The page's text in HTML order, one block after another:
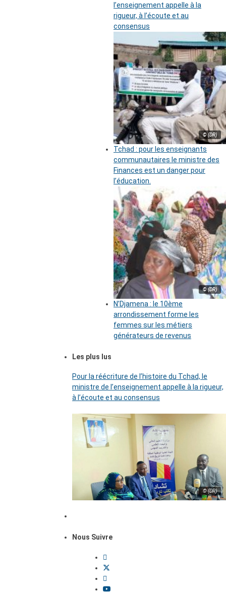
l’enseignement appelle à la
rigueur, à l’écoute et au
consensus
© (DR)
Tchad : pour les enseignants
communautaires le ministre des
Finances est un danger pour
l’éducation.
© (DR)
N’Djamena : le 10ème
arrondissement forme les
femmes sur les métiers
générateurs de revenus
Les plus lus
Pour la réécriture de l’histoire du Tchad, le
ministre de l’enseignement appelle à la rigueur,
à l’écoute et au consensus
© (DR)
Nous Suivre